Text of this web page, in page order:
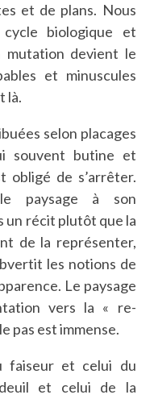
et de plans. Nous
cycle biologique et
mutation devient le
et minuscules
là.
selon placages
souvent butine et
obligé de s’arrêter.
paysage à son
un récit plutôt que la
de la représenter,
les notions de
Le paysage
vers la « re-
pas est immense.
faiseur et celui du
et celui de la